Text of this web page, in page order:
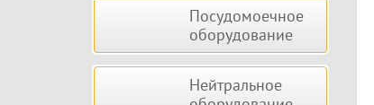
Посудомоечное
оборудование
Нейтральное